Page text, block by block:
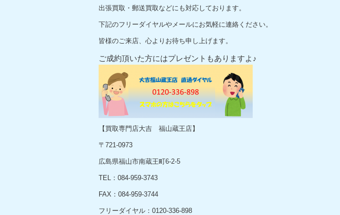
出張買取・郵送買取などにも対応しております。
下記のフリーダイヤルやメールにお気軽に連絡ください。
皆様のご来店、心よりお待ち申し上げます。
ご成約頂いた方にはプレゼントもありますよ♪
【買取専門店大吉 福山蔵王店】
〒721-0973
広島県福山市南蔵王町6-2-5
TEL：084-959-3743
FAX：084-959-3744
フリーダイヤル：0120-336-898